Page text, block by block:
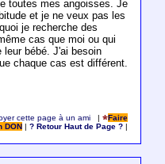
toutes mes angoisses. Je
et je ne veux pas les
je recherche des
cas que moi ou qui
bébé. J'ai besoin
chaque cas est différent.
cette page à un ami |
Faire
DON
|? Retour Haut de Page ?